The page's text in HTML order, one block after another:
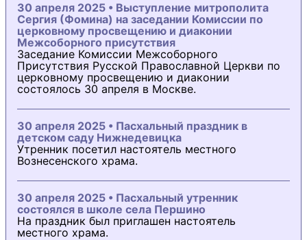
30 апреля 2025 • Выступление митрополита
Сергия (Фомина) на заседании Комиссии по
церковному просвещению и диаконии
Межсоборного присутствия
Заседание Комиссии Межсоборного
Присутствия Русской Православной Церкви по
церковному просвещению и диаконии
состоялось 30 апреля в Москве.
30 апреля 2025 • Пасхальный праздник в
детском саду Нижнедевицка
Утренник посетил настоятель местного
Вознесенского храма.
30 апреля 2025 • Пасхальный утренник
состоялся в школе села Першино
На праздник был приглашен настоятель
местного храма.